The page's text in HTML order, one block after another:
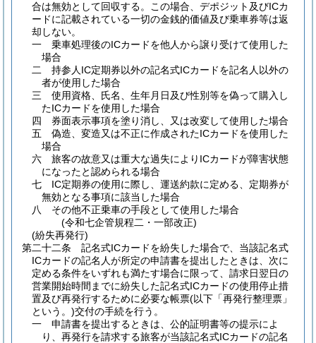
合は無効として回収する。
この場合、デポジット及びICカ
ードに記載されている一切の金銭的価値及び乗車券等は返
却しない。
一
乗車処理後のICカードを他人から譲り受けて使用した
場合
二
持参人IC定期券以外の記名式ICカードを記名人以外の
者が使用した場合
三
使用資格、氏名、生年月日及び性別等を偽って購入し
たICカードを使用した場合
四
券面表示事項を塗り消し、又は改変して使用した場合
五
偽造、変造又は不正に作成されたICカードを使用した
場合
六
旅客の故意又は重大な過失によりICカードが障害状態
になったと認められる場合
七
IC定期券の使用に際し、運送約款に定める、定期券が
無効となる事項に該当した場合
八
その他不正乗車の手段として使用した場合
(令和七企管規程二・一部改正)
(紛失再発行)
第二十二条
記名式ICカードを紛失した場合で、当該記名式
ICカードの記名人が所定の申請書を提出したときは、次に
定める条件をいずれも満たす場合に限って、請求日翌日の
営業開始時間までに紛失した記名式ICカードの使用停止措
置及び再発行するために必要な帳票(以下「再発行整理票」
という。)交付の手続を行う。
一
申請書を提出するときは、公的証明書等の提示によ
り、再発行を請求する旅客が当該記名式ICカードの記名